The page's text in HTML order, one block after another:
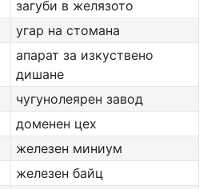
загуби в желязото
угар на стомана
апарат за изкуствено
дишане
чугунолеярен завод
доменен цех
железен миниум
железен байц